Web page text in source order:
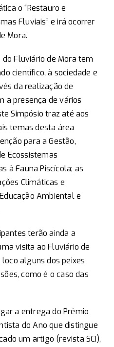
o “Restauro e
Fluviais” e irá ocorrer
Mora.
do Fluviário de Mora tem
científico, à sociedade e
da realização de
a presença de vários
Simpósio traz até aos
temas desta área
para a Gestão,
Ecossistemas
à Fauna Piscícola; as
Climáticas e
Ambiental e
terão ainda a
visita ao Fluviário de
alguns dos peixes
como é o caso das
a entrega do Prémio
do Ano que distingue
um artigo (revista SCI),